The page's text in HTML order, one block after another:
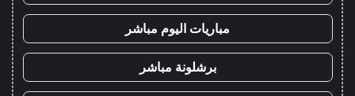
مباريات اليوم مباشر
برشلونة مباشر